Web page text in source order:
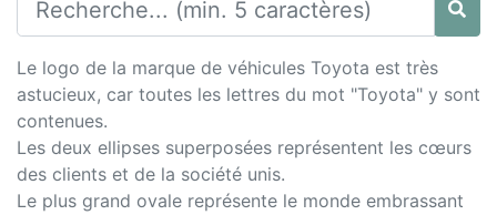
Le logo de la marque de véhicules Toyota est très
astucieux, car toutes les lettres du mot "Toyota" y sont
contenues.
Les deux ellipses superposées représentent les cœurs
des clients et de la société unis.
Le plus grand ovale représente le monde embrassant